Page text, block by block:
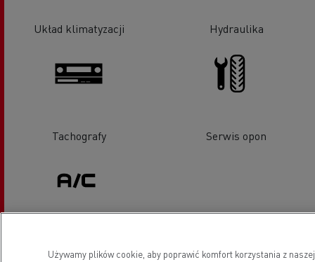
Układ klimatyzacji Hydraulika
Tachografy Serwis opon
Używamy plików cookie, aby poprawić komfort korzystania z